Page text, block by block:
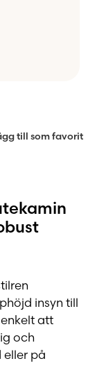
till som favorit
insyn till
att
och
på